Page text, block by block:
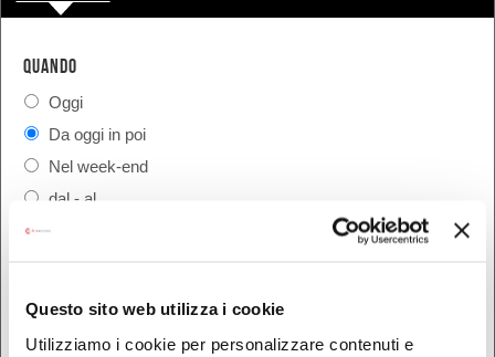
Questo sito web utilizza i cookie
Utilizziamo i cookie per personalizzare contenuti e
QUANDO
Oggi
Da oggi in poi
Nel week-end
dal - al
Bologna